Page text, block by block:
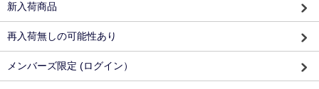
新入荷商品
再入荷無しの可能性あり
メンバーズ限定 (ログイン）